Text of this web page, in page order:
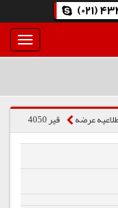
(021)
بار
و
عرضه قیر 4050